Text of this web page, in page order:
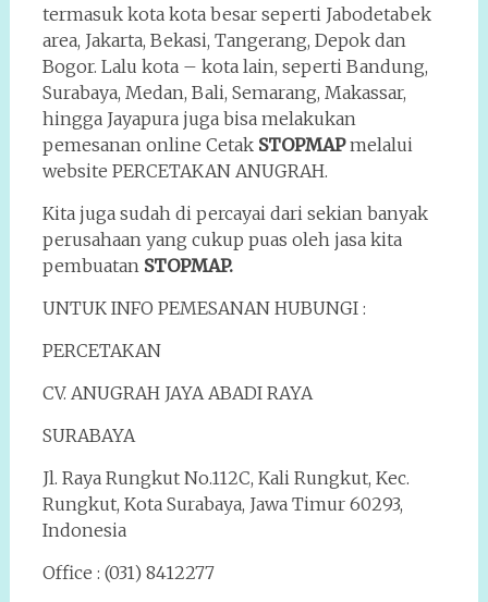
termasuk kota kota besar seperti Jabodetabek
area, Jakarta, Bekasi, Tangerang, Depok dan
Bogor. Lalu kota – kota lain, seperti Bandung,
Surabaya, Medan, Bali, Semarang, Makassar,
hingga Jayapura juga bisa melakukan
pemesanan online Cetak STOPMAPmelalui
website PERCETAKAN ANUGRAH.
Kita juga sudah di percayai dari sekian banyak
perusahaan yang cukup puas oleh jasa kita
pembuatan STOPMAP.
UNTUK INFO PEMESANAN HUBUNGI :
PERCETAKAN
CV. ANUGRAH JAYA ABADI RAYA
SURABAYA
Jl. Raya Rungkut No.112C, Kali Rungkut, Kec.
Rungkut, Kota Surabaya, Jawa Timur 60293,
Indonesia
Office : (031) 8412277